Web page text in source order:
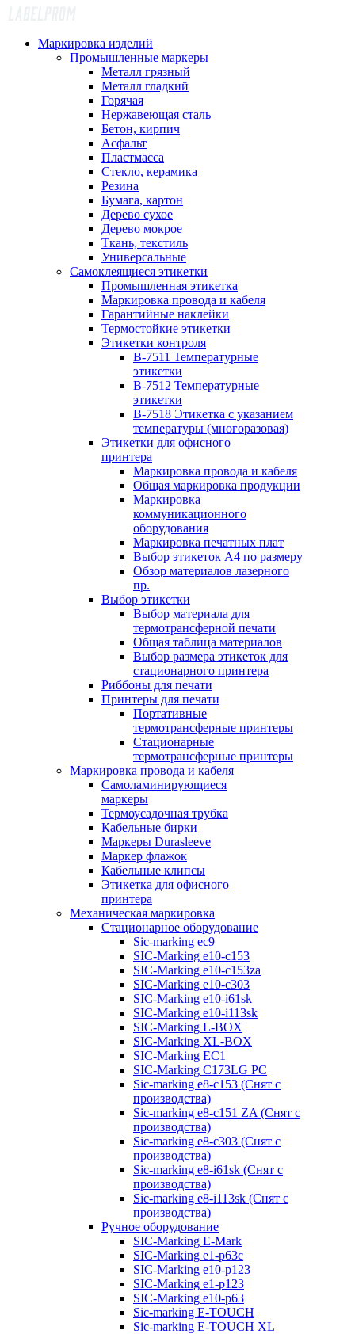
Маркировка изделий
Промышленные маркеры
Металл грязный
Металл гладкий
Горячая
Нержавеющая сталь
Бетон, кирпич
Асфальт
Пластмасса
Стекло, керамика
Резина
Бумага, картон
Дерево сухое
Дерево мокрое
Ткань, текстиль
Универсальные
Самоклеящиеся этикетки
Промышленная этикетка
Маркировка провода и кабеля
Гарантийные наклейки
Термостойкие этикетки
Этикетки контроля
B-7511 Температурные
этикетки
B-7512 Температурные
этикетки
B-7518 Этикетка с указанием
температуры (многоразовая)
Этикетки для офисного
принтера
Маркировка провода и кабеля
Общая маркировка продукции
Маркировка
коммуникационного
оборудования
Маркировка печатных плат
Выбор этикеток А4 по размеру
Обзор материалов лазерного
пр.
Выбор этикетки
Выбор материала для
термотрансферной печати
Общая таблица материалов
Выбор размера этикеток для
стационарного принтера
Риббоны для печати
Принтеры для печати
Портативные
термотрансферные принтеры
Стационарные
термотрансферные принтеры
Маркировка провода и кабеля
Самоламинирующиеся
маркеры
Термоусадочная трубка
Кабельные бирки
Маркеры Durasleeve
Маркер флажок
Кабельные клипсы
Этикетка для офисного
принтера
Механическая маркировка
Стационарное оборудование
Sic-marking ec9
SIC-Marking e10-c153
SIC-Marking e10-c153za
SIC-Marking e10-c303
SIC-Marking e10-i61sk
SIC-Marking e10-i113sk
SIC-Marking L-BOX
SIC-Marking XL-BOX
SIC-Marking EC1
SIC-Marking C173LG PC
Sic-marking e8-c153 (Снят с
производства)
Sic-marking e8-c151 ZA (Снят с
производства)
Sic-marking e8-c303 (Снят с
производства)
Sic-marking e8-i61sk (Снят с
производства)
Sic-marking e8-i113sk (Снят с
производства)
Ручное оборудование
SIC-Marking E-Mark
SIC-Marking e1-p63с
SIC-Marking e10-p123
SIC-Marking e1-p123
SIC-Marking e10-p63
Sic-marking E-TOUCH
Sic-marking E-TOUCH XL